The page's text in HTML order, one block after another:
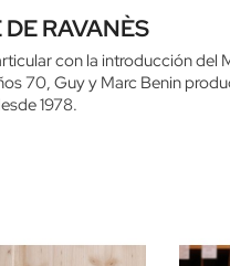
RAVANÈS
con la introducción del
70, Guy y Marc Benin
1978.